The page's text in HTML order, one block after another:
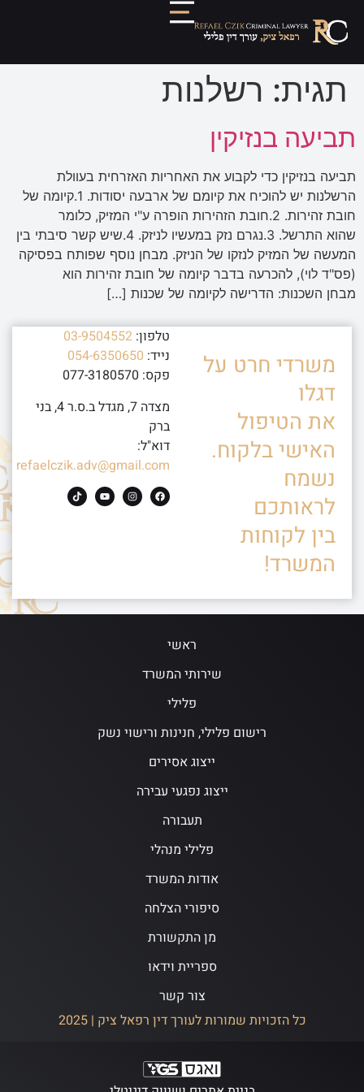
תגית: רשלנות
תביעה בנזיקין
תביעה בנזיקין כדי לקבוע את האחריות האזרחית בעוולת
הרשלנות יש להוכיח את קיומם של ארבעה יסודות. 1.קיומה של
חובת זהירות. 2.חובת הזהירות הופרה ע"י המזיק, כלומר
שהוא התרשל. 3.נגרם נזק במעשיו לניזק. 4.שיש קשר סיבתי בין
המעשה של המזיק לנזקו של הניזק. מבחן נוסף שפותח בפסיקה
(פס"ד לוי), להכרעה בדבר קיומה של חובת זהירות הוא
מבחן השכנות: הדרישה לקיומה של שכנות […]
משרדי חרט על
דגלו
את הטיפול
האישי בלקוח.
נשמח
לראותכם
בין לקוחות
המשרד!
טלפון: 03-9504552
נייד: 054-6350650
פקס: 077-3180570
מצדה 7, מגדל ב.ס.ר 4, בני
ברק
דוא"ל:
refaelczik.adv@gmail.com
ראשי
שירותי המשרד
פלילי
רישום פלילי, חנינות ורישוי נשק
ייצוג אסירים
ייצוג נפגעי עבירה
תעבורה
פלילי מנהלי
אודות המשרד
סיפורי הצלחה
מן התקשורת
ספריית וידאו
צור קשר
כל הזכויות שמורות לעורך דין רפאל ציק | 2025